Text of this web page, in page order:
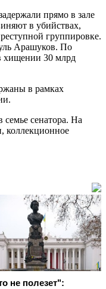
прямо в зале
в убийствах,
группировке.
Арашуков. По
хищении 30 млрд
в рамках
семье сенатора. На
коллекционное
не полезет":